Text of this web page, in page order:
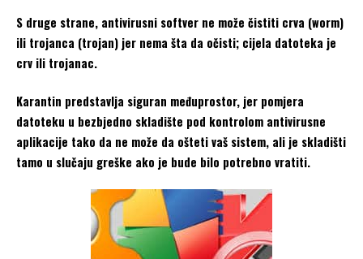
S druge strane, antivirusni softver ne može čistiti crva (worm)
ili trojanca (trojan) jer nema šta da očisti; cijela datoteka je
crv ili trojanac.
Karantin predstavlja siguran međuprostor, jer pomjera
datoteku u bezbjedno skladište pod kontrolom antivirusne
aplikacije tako da ne može da ošteti vaš sistem, ali je skladišti
tamo u slučaju greške ako je bude bilo potrebno vratiti.